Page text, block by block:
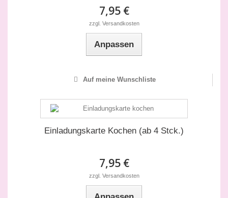
7,95 €
zzgl. Versandkosten
Anpassen
Auf meine Wunschliste
Einladungskarte Kochen (ab 4 Stck.)
7,95 €
zzgl. Versandkosten